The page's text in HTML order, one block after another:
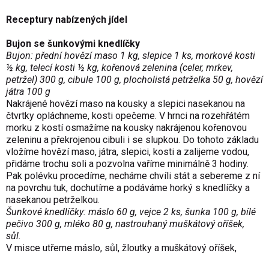
Receptury nabízených jídel
Bujon se šunkovými knedlíčky
Bujon: přední hovězí maso 1 kg, slepice 1 ks, morkové kosti
½ kg, telecí kosti ½ kg, kořenová zelenina (celer, mrkev,
petržel) 300 g, cibule 100 g, plocholistá petrželka 50 g, hovězí
játra 100 g
Nakrájené hovězí maso na kousky a slepici nasekanou na
čtvrtky opláchneme, kosti opečeme. V hrnci na rozehřátém
morku z kostí osmažíme na kousky nakrájenou kořenovou
zeleninu a překrojenou cibuli i se slupkou. Do tohoto základu
vložíme hovězí maso, játra, slepici, kosti a zalijeme vodou,
přidáme trochu soli a pozvolna vaříme minimálně 3 hodiny.
Pak polévku procedíme, necháme chvíli stát a sebereme z ní
na povrchu tuk, dochutíme a podáváme horký s knedlíčky a
nasekanou petrželkou.
Šunkové knedlíčky: máslo 60 g, vejce 2 ks, šunka 100 g, bílé
pečivo 300 g, mléko 80 g, nastrouhaný muškátový oříšek,
sůl.
V misce utřeme máslo, sůl, žloutky a muškátový oříšek,